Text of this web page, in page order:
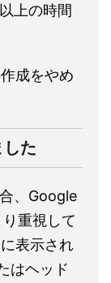
上の時間
成をやめ
た
、Google
重視して
表示され
はヘッド